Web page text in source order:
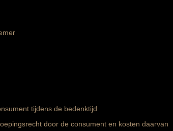
tijdens de bedenktijd
door de consument en kosten daarvan